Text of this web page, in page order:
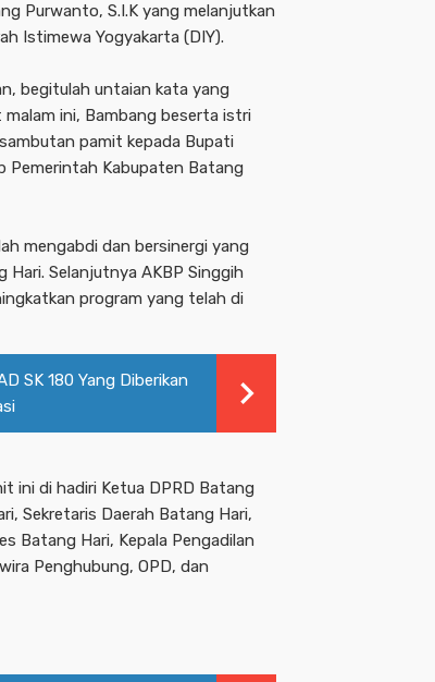
Purwanto, S.I.K yang melanjutkan
Istimewa Yogyakarta (DIY).
begitulah untaian kata yang
ini, Bambang beserta istri
pamit kepada Bupati
Pemerintah Kabupaten Batang
mengabdi dan bersinergi yang
Hari. Selanjutnya AKBP Singgih
program yang telah di
SK 180 Yang Diberikan
ini di hadiri Ketua DPRD Batang
Sekretaris Daerah Batang Hari,
Batang Hari, Kepala Pengadilan
Penghubung, OPD, dan